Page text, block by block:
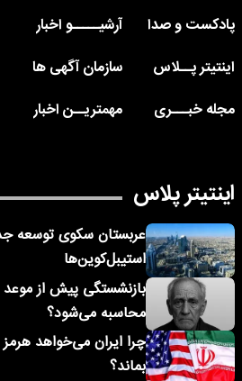
پادکست و صدا
آرشیـــــو اخبار
اینتیتر پــلاس
سازمان آگهی ها
مجله خبـــری
مهمتریــن اخبار
اینتیتر پلاس
عربستان سکوی توسعه
استیبل‌کوین‌ها
بازنشستگی پیش از موعد
محاسبه می‌شود؟
چرا ایران می‌خواهد
بماند؟